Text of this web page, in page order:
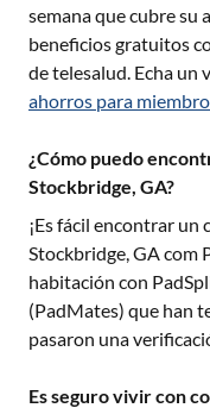
semana que cubre su
beneficios gratuitos
de telesalud. Echa un
ahorros para
¿Cómo puedo
Stockbridge, GA?
¡Es fácil encontrar un
Stockbridge, GAcom
habitación con
(PadMates) que han
pasaron una
Es seguro vivir con